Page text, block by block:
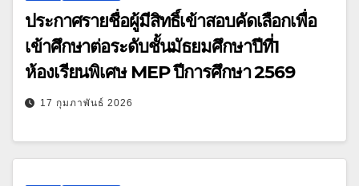
ประกาศรายชื่อผู้มีสิทธิ์เข้าสอบคัดเลือกเพื่อ
เข้าศึกษาต่อระดับชั้นมัธยมศึกษาปีที่1
ห้องเรียนพิเศษ MEP ปีการศึกษา 2569
17 กุมภาพันธ์ 2026